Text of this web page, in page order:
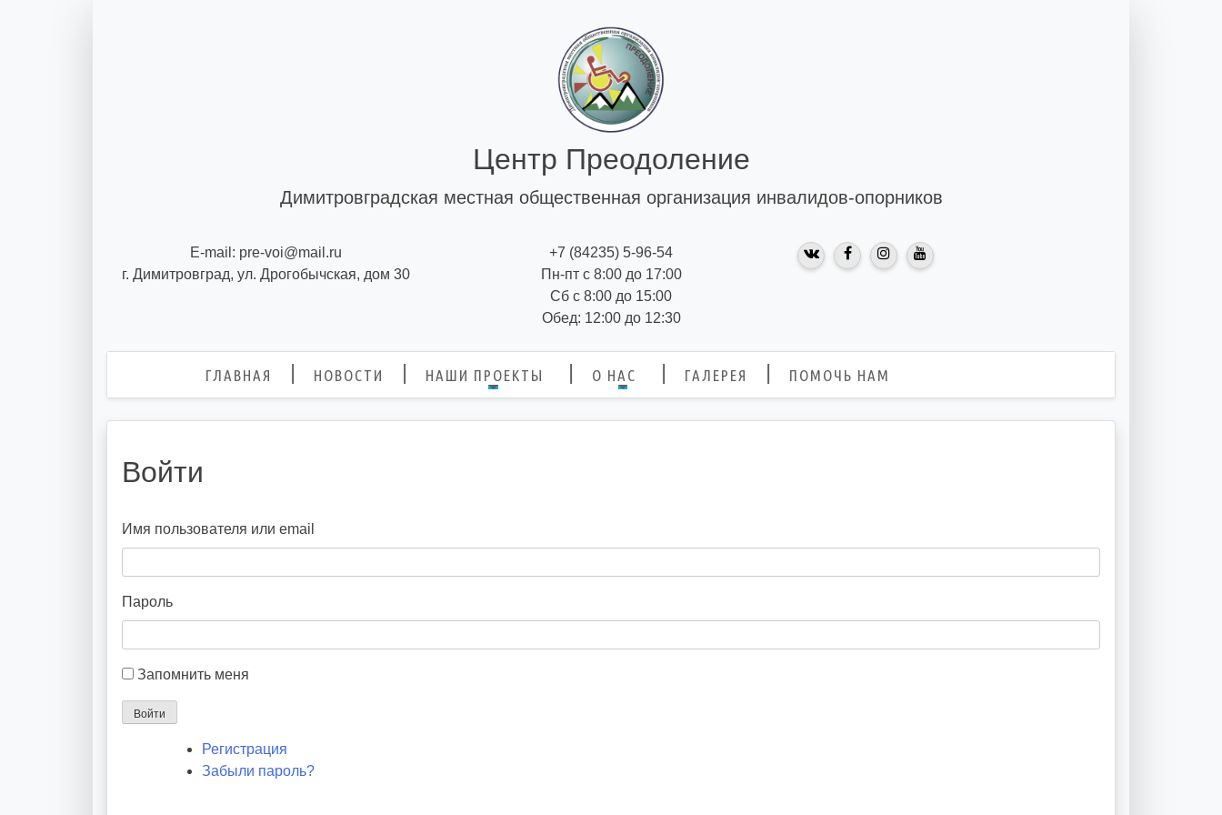
Центр Преодоление
Димитровградская местная общественная организация инвалидов-опорников
E-mail: pre-voi@mail.ru
г. Димитровград, ул. Дрогобычская, дом 30
+7 (84235) 5-96-54
Пн-пт с 8:00 до 17:00
Сб с 8:00 до 15:00
Обед: 12:00 до 12:30
ГЛАВНАЯ НОВОСТИ НАШИ ПРОЕКТЫ О НАС ГАЛЕРЕЯ ПОМОЧЬ НАМ
Войти
Имя пользователя или email
Пароль
Запомнить меня
Войти
Регистрация
Забыли пароль?